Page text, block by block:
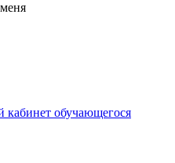
обучающегося